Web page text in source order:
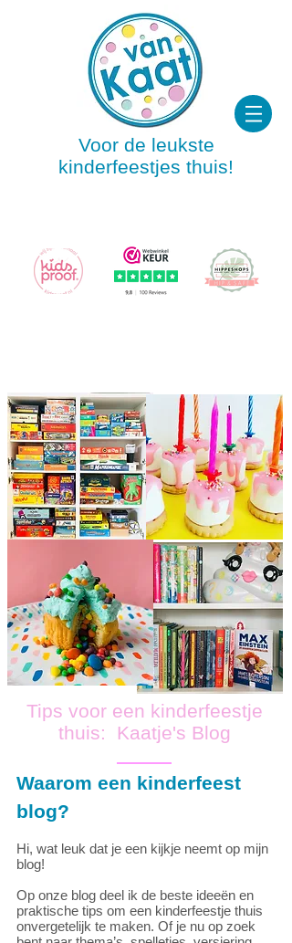
Voor de leukste
kinderfeestjes thuis!
Tips voor een kinderfeestje
thuis: Kaatje's Blog
Waarom een kinderfeest
blog?
Hi, wat leuk dat je een kijkje neemt op mijn
blog!
Op onze blog deel ik de beste ideeën en
praktische tips om een kinderfeestje thuis
onvergetelijk te maken. Of je nu op zoek